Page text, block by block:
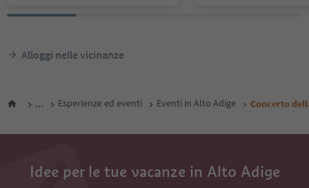
Alloggi nelle vicinanze
... Esperienze ed eventi Eventi in Alto Adige Concerto
Idee per le tue vacanze in Alto Adige